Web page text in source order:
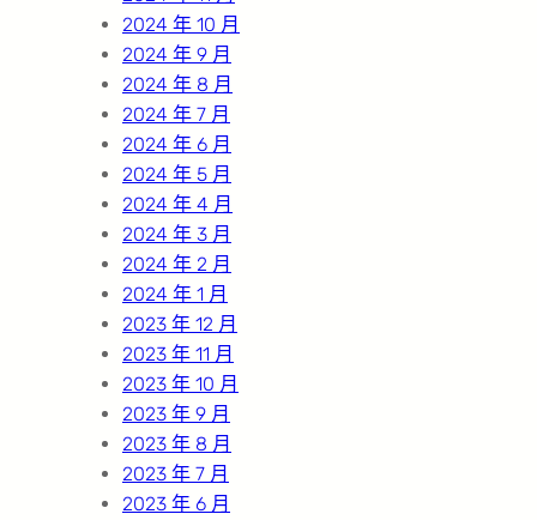
2024 年 10 月
2024 年 9 月
2024 年 8 月
2024 年 7 月
2024 年 6 月
2024 年 5 月
2024 年 4 月
2024 年 3 月
2024 年 2 月
2024 年 1 月
2023 年 12 月
2023 年 11 月
2023 年 10 月
2023 年 9 月
2023 年 8 月
2023 年 7 月
2023 年 6 月